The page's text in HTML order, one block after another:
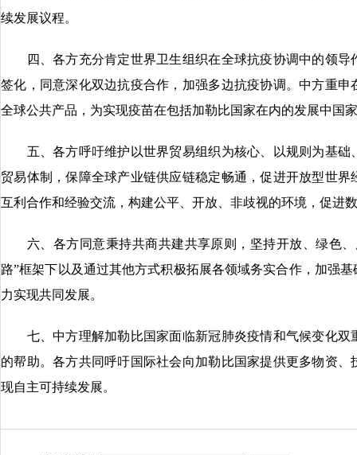
续发展议程。
四、各方充分肯定世界卫生组织在全球抗疫协调中的领导
签化，同意深化双边抗疫合作，加强多边抗疫协调。中方重
全球公共产品，为实现疫苗在包括加勒比国家在内的发展中国
五、各方呼吁维护以世界贸易组织为核心、以规则为基础
贸易体制，保障全球产业链供应链稳定畅通，促进开放型世
互利合作和经验交流，构建公平、开放、非歧视的环境，促进
六、各方同意秉持共商共建共享原则，坚持开放、绿色、
路”框架下以及通过其他方式积极拓展各领域务实合作，加强
力实现共同发展。
七、中方理解加勒比国家面临新冠肺炎疫情和气候变化双
的帮助。各方共同呼吁国际社会向加勒比国家提供更多物资
现自主可持续发展。